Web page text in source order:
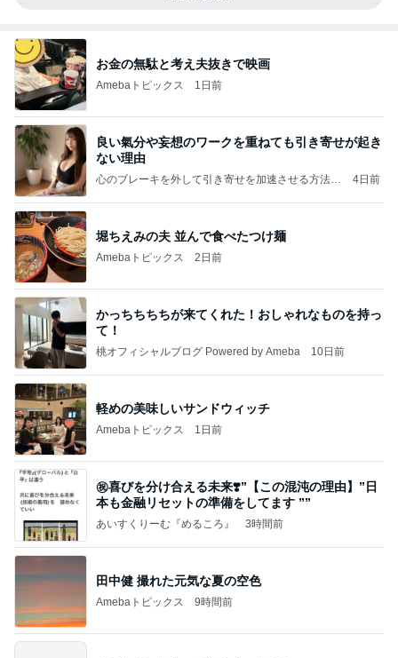
お金の無駄と考え夫抜きで映画
Amebaトピックス 1日前
良い氣分や妄想のワークを重ねても引き寄せが起き
ない理由
心のブレーキを外して引き寄せを加速させる方法：
4日前
堀ちえみの夫 並んで食べたつけ麺
Amebaトピックス 2日前
かっちちちちが来てくれた！おしゃれなものを持っ
て！
桃オフィシャルブログ Powered by Ameba 10日前
軽めの美味しいサンドウィッチ
Amebaトピックス 1日前
㊗️喜びを分け合える未来❣️”【この混沌の理由】”⽇
本も⾦融リセットの準備をしてます ””
あいすくりーむ『めるころ』 3時間前
田中健 撮れた元気な夏の空色
Amebaトピックス 9時間前